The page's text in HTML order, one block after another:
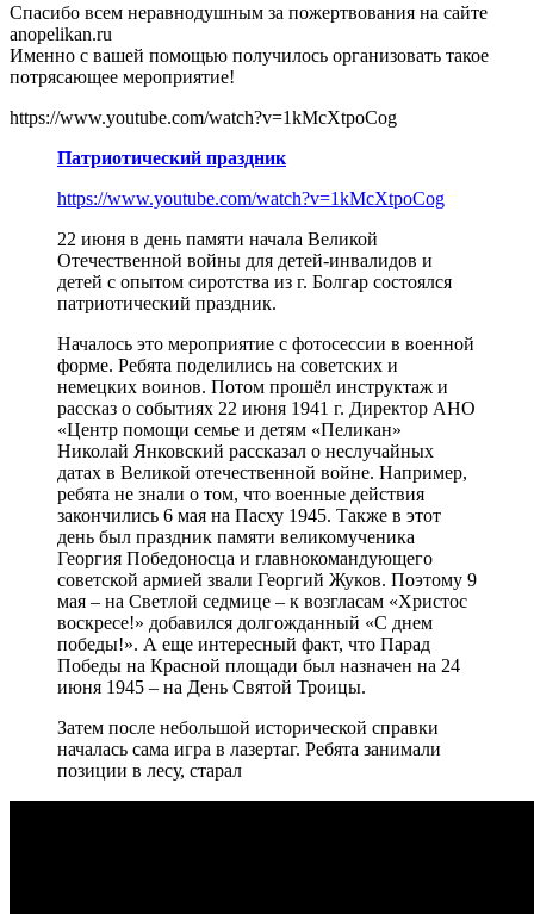
Спасибо всем неравнодушным за пожертвования на сайте
anopelikan.ru
Именно с вашей помощью получилось организовать такое
потрясающее мероприятие!
https://www.youtube.com/watch?v=1kMcXtpoCog
Патриотический праздник
https://www.youtube.com/watch?v=1kMcXtpoCog
22 июня в день памяти начала Великой
Отечественной войны для детей-инвалидов и
детей с опытом сиротства из г. Болгар состоялся
патриотический праздник.
Началось это мероприятие с фотосессии в военной
форме. Ребята поделились на советских и
немецких воинов. Потом прошёл инструктаж и
рассказ о событиях 22 июня 1941 г. Директор АНО
«Центр помощи семье и детям «Пеликан»
Николай Янковский рассказал о неслучайных
датах в Великой отечественной войне. Например,
ребята не знали о том, что военные действия
закончились 6 мая на Пасху 1945. Также в этот
день был праздник памяти великомученика
Георгия Победоносца и главнокомандующего
советской армией звали Георгий Жуков. Поэтому 9
мая – на Светлой седмице – к возгласам «Христос
воскресе!» добавился долгожданный «С днем
победы!». А еще интересный факт, что Парад
Победы на Красной площади был назначен на 24
июня 1945 – на День Святой Троицы.
Затем после небольшой исторической справки
началась сама игра в лазертаг. Ребята занимали
позиции в лесу, старал